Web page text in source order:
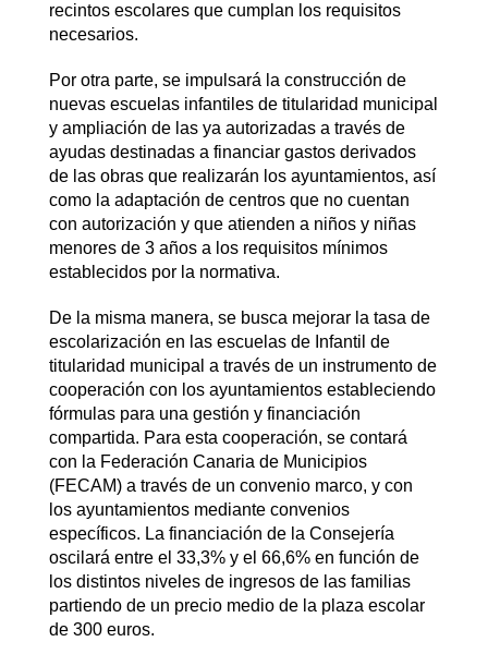
recintos escolares que cumplan los requisitos
necesarios.
Por otra parte, se impulsará la construcción de
nuevas escuelas infantiles de titularidad municipal
y ampliación de las ya autorizadas a través de
ayudas destinadas a financiar gastos derivados
de las obras que realizarán los ayuntamientos, así
como la adaptación de centros que no cuentan
con autorización y que atienden a niños y niñas
menores de 3 años a los requisitos mínimos
establecidos por la normativa.
De la misma manera, se busca mejorar la tasa de
escolarización en las escuelas de Infantil de
titularidad municipal a través de un instrumento de
cooperación con los ayuntamientos estableciendo
fórmulas para una gestión y financiación
compartida. Para esta cooperación, se contará
con la Federación Canaria de Municipios
(FECAM) a través de un convenio marco, y con
los ayuntamientos mediante convenios
específicos. La financiación de la Consejería
oscilará entre el 33,3% y el 66,6% en función de
los distintos niveles de ingresos de las familias
partiendo de un precio medio de la plaza escolar
de 300 euros.